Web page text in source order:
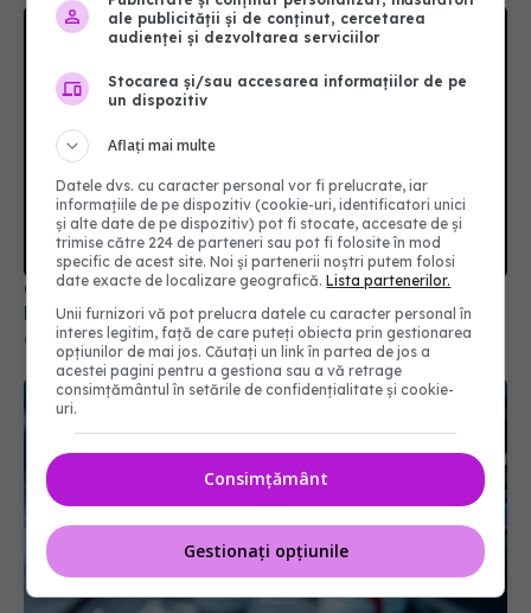
Colebil și Panzcebil, blocate la vânzare în
România. Anunțul făcut de Biofarm
04 aug 2026, 19:47
Pacienții ar putea avea acces mai rapid la
tratamente. UNIFARM anunță un parteneriat
important
ale publicității și de conținut, cercetarea
audienței și dezvoltarea serviciilor
Stocarea și/sau accesarea informațiilor de pe
un dispozitiv
Aflați mai multe
Datele dvs. cu caracter personal vor fi prelucrate, iar
informațiile de pe dispozitiv (cookie-uri, identificatori unici
și alte date de pe dispozitiv) pot fi stocate, accesate de și
trimise către 224 de parteneri sau pot fi folosite în mod
specific de acest site. Noi și partenerii noștri putem folosi
date exacte de localizare geografică.Lista partenerilor.
Unii furnizori vă pot prelucra datele cu caracter personal în
interes legitim, față de care puteți obiecta prin gestionarea
opțiunilor de mai jos. Căutați un link în partea de jos a
acestei pagini pentru a gestiona sau a vă retrage
consimțământul în setările de confidențialitate și cookie-
uri.
Consimțământ
Gestionați opțiunile